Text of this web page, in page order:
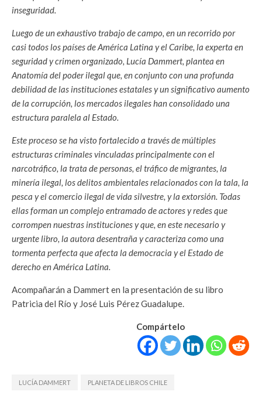
inseguridad.
Luego de un exhaustivo trabajo de campo, en un recorrido por
casi todos los países de América Latina y el Caribe, la experta en
seguridad y crimen organizado, Lucía Dammert, plantea en
Anatomía del poder ilegal que, en conjunto con una profunda
debilidad de las instituciones estatales y un significativo aumento
de la corrupción, los mercados ilegales han consolidado una
estructura paralela al Estado.
Este proceso se ha visto fortalecido a través de múltiples
estructuras criminales vinculadas principalmente con el
narcotráfico, la trata de personas, el tráfico de migrantes, la
minería ilegal, los delitos ambientales relacionados con la tala, la
pesca y el comercio ilegal de vida silvestre, y la extorsión. Todas
ellas forman un complejo entramado de actores y redes que
corrompen nuestras instituciones y que, en este necesario y
urgente libro, la autora desentraña y caracteriza como una
tormenta perfecta que afecta la democracia y el Estado de
derecho en América Latina.
Acompañarán a Dammert en la presentación de su libro
Patricia del Río y José Luis Pérez Guadalupe.
Compártelo
LUCÍA DAMMERT PLANETA DE LIBROS CHILE